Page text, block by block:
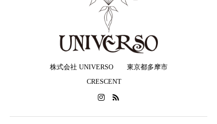
株式会社 UNIVERSO 東京都多摩市
CRESCENT